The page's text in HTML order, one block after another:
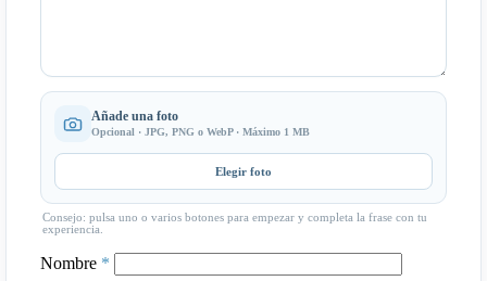
Añade una foto
Opcional · JPG, PNG o WebP · Máximo 1 MB
Elegir foto
Consejo: pulsa uno o varios botones para empezar y completa la frase con tu
experiencia.
Nombre *